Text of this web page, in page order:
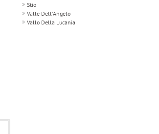
Stio
Valle Dell'Angelo
Vallo Della Lucania